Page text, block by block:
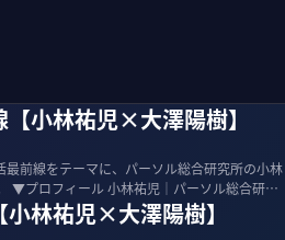
小林祐児×大澤陽樹】
最前線をテーマに、パーソル総合研究所の小林
林祐児×大澤陽樹】